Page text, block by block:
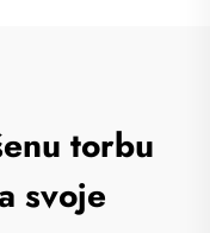
torbu
svoje